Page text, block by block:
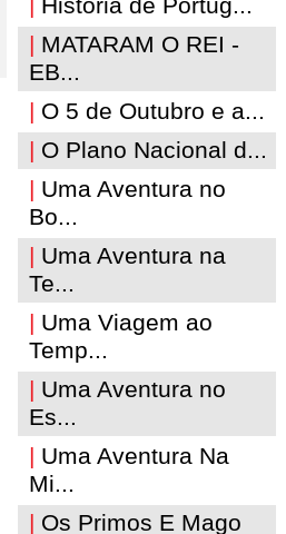
| História de Portug...
| MATARAM O REI -
EB...
| O 5 de Outubro e a...
| O Plano Nacional d...
| Uma Aventura no
Bo...
| Uma Aventura na
Te...
| Uma Viagem ao
Temp...
| Uma Aventura no
Es...
| Uma Aventura Na
Mi...
| Os Primos E Mago